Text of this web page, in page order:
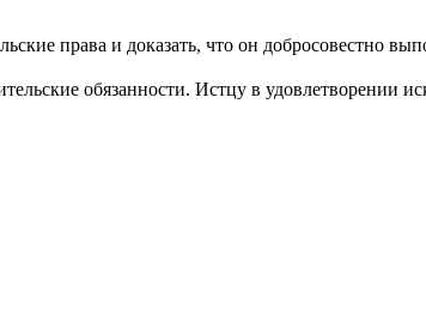
права и доказать, что он добросовестно
обязанности. Истцу в удовлетворении